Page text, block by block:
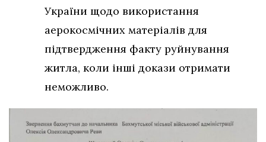
України щодо використання
аерокосмічних матеріалів для
підтвердження факту руйнування
житла, коли інші докази отримати
неможливо.